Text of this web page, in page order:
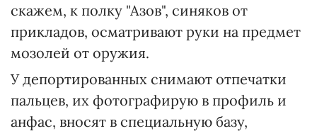
скажем, к полку "Азов", синяков от
прикладов, осматривают руки на предмет
мозолей от оружия.
У депортированных снимают отпечатки
пальцев, их фотографирую в профиль и
анфас, вносят в специальную базу,